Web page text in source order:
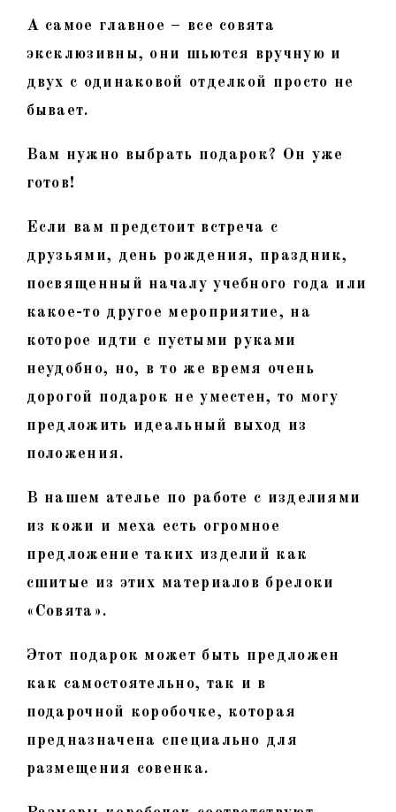
А самое главное – все совята
эксклюзивны, они шьются вручную и
двух с одинаковой отделкой просто не
бывает.
Вам нужно выбрать подарок? Он уже
готов!
Если вам предстоит встреча с
друзьями, день рождения, праздник,
посвященный началу учебного года или
какое-то другое мероприятие, на
которое идти с пустыми руками
неудобно, но, в то же время очень
дорогой подарок не уместен, то могу
предложить идеальный выход из
положения.
В нашем ателье по работе с изделиями
из кожи и меха есть огромное
предложение таких изделий как
сшитые из этих материалов брелоки
«Совята».
Этот подарок может быть предложен
как самостоятельно, так и в
подарочной коробочке, которая
предназначена специально для
размещения совенка.